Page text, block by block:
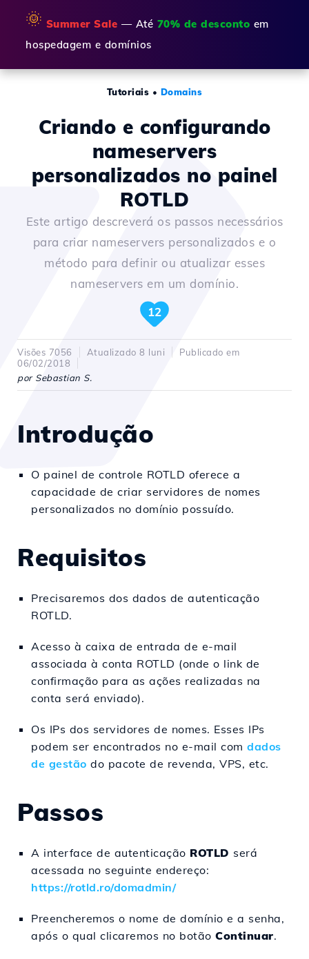
🌞 Summer Sale — Até 70% de desconto em
hospedagem e domínios
Tutoriais • Domains
Criando e configurando
nameservers
personalizados no painel
ROTLD
Este artigo descreverá os passos necessários
para criar nameservers personalizados e o
método para definir ou atualizar esses
nameservers em um domínio.
12
Visões 7056 Atualizado 8 luni
Publicado em
06/02/2018
por Sebastian S.
Introdução
O painel de controle ROTLD oferece a
capacidade de criar servidores de nomes
personalizados no domínio possuído.
Requisitos
Precisaremos dos dados de autenticação
ROTLD.
Acesso à caixa de entrada de e-mail
associada à conta ROTLD (onde o link de
confirmação para as ações realizadas na
conta será enviado).
Os IPs dos servidores de nomes. Esses IPs
podem ser encontrados no e-mail com dados
de gestão do pacote de revenda, VPS, etc.
Passos
A interface de autenticação ROTLD será
acessada no seguinte endereço:
https://rotld.ro/domadmin/
Preencheremos o nome de domínio e a senha,
após o qual clicaremos no botão Continuar.